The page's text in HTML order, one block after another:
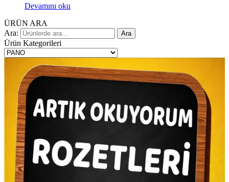
Devamını oku
ÜRÜN ARA
Ara:
Ara
Ürün Kategorileri